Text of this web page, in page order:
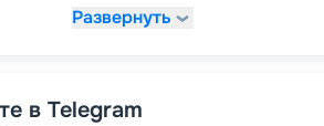
37 229 ₽/ турист
Развернуть
в Telegram